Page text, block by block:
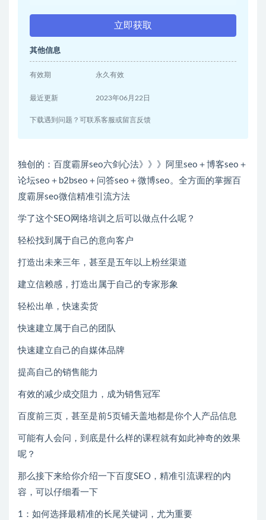
立即获取
其他信息
有效期 永久有效
最近更新 2023年06月22日
下载遇到问题？可联系客服或留言反馈
独创的：百度霸屏seo六剑心法》》》阿里seo＋博客seo＋
论坛seo＋b2bseo＋问答seo＋微博seo。全方面的掌握百
度霸屏seo微信精准引流方法
学了这个SEO网络培训之后可以做点什么呢？
轻松找到属于自己的意向客户
打造出未来三年，甚至是五年以上粉丝渠道
建立信赖感，打造出属于自己的专家形象
轻松出单，快速卖货
快速建立属于自己的团队
快速建立自己的自媒体品牌
提高自己的销售能力
有效的减少成交阻力，成为销售冠军
百度前三页，甚至是前5页铺天盖地都是你个人产品信息
可能有人会问，到底是什么样的课程就有如此神奇的效果
呢？
那么接下来给你介绍一下百度SEO，精准引流课程的内
容，可以仔细看一下
1：如何选择最精准的长尾关键词，尤为重要